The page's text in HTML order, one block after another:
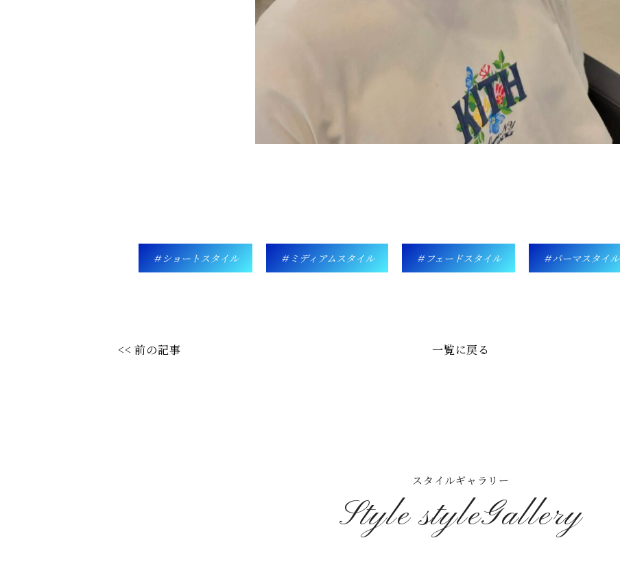
ショートスタイル ミディアムスタイル フェードスタイル パーマスタイル
<< 前の記事 一覧に戻る
スタイルギャラリー
Style styleGallery